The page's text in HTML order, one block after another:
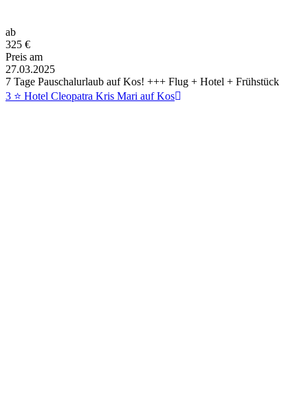
ab
325 €
Preis am
27.03.2025
7 Tage Pauschalurlaub auf Kos! +++ Flug + Hotel + Frühstück
3 ⭐ Hotel Cleopatra Kris Mari auf Kos